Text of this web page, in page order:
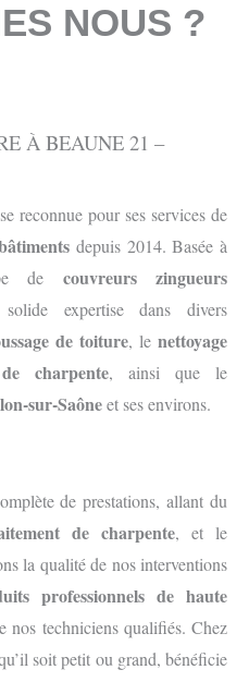
NOUS ?
À BEAUNE 21 –
reconnue pour ses services de
depuis 2014. Basée à
de couvreurs zingueurs
expertise dans divers
de toiture, le nettoyage
charpente, ainsi que le
sur-Saôneet ses environs.
de prestations, allant du
de charpente, et le
la qualité de nos interventions
professionnels de haute
nos techniciens qualifiés. Chez
soit petit ou grand, bénéficie